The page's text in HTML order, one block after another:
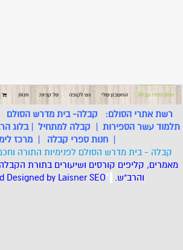
רשת אתרי הסולם: קבלה- בית מדרש הסולם
תלמוד עשר הספירות | קבלה למתחיל |בלוג
| חנות ספרי קבלה | מרכז
קבלה - בית מדרש הסולם לפנימיות התורה
מאמרים, קליפים קורסים ושיעורים בתורת
והרב"ש. *
Designed by LaisnerSEO